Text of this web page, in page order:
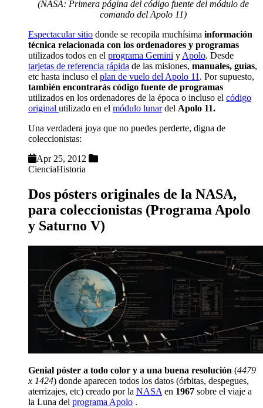
(NASA: Primera página del código fuente del módulo de
comando del Apolo 11)
Espectacular sitio donde se recopila muchísima información
técnica relacionada con los ordenadores y programas
utilizados todos en el programa Gemini y Apolo. Desde
tarjetas de referencia rápida de las misiones, manuales, guías,
etc hasta incluso el plan de vuelo del Apolo 11 . Por supuesto,
también encontrarás código fuente de programas
utilizados en los ordenadores de la época o incluso el código
original utilizado en el módulo lunardel Apolo 11.
Una verdadera joya que no puedes perderte, digna de
coleccionistas:
Apr 25, 2012
CienciaHistoria
Dos pósters originales de la NASA,
para coleccionistas (Programa Apolo
y Saturno V)
Genial póster a todo color y a una buena resolución (4479
x 1424) donde aparecen todos los datos (órbitas, despegues,
aterrizajes, etc) creado por la NASA en 1967 sobre el viaje a
la Luna del programa Apolo .